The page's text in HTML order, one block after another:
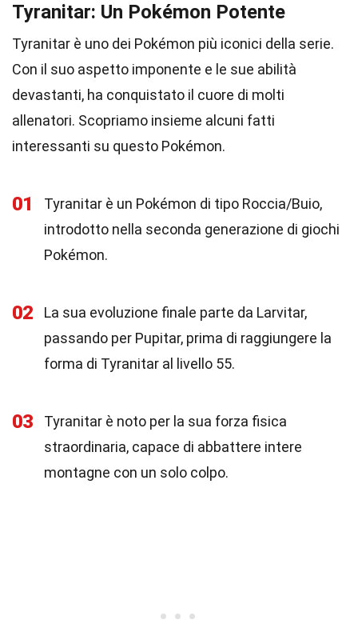
Tyranitar: Un Pokémon Potente
Tyranitar è uno dei Pokémon più iconici della serie.
Con il suo aspetto imponente e le sue abilità
devastanti, ha conquistato il cuore di molti
allenatori. Scopriamo insieme alcuni fatti
interessanti su questo Pokémon.
01
Tyranitar è un Pokémon di tipo Roccia/Buio,
introdotto nella seconda generazione di giochi
Pokémon.
02
La sua evoluzione finale parte da Larvitar,
passando per Pupitar, prima di raggiungere la
forma di Tyranitar al livello 55.
03
Tyranitar è noto per la sua forza fisica
straordinaria, capace di abbattere intere
montagne con un solo colpo.